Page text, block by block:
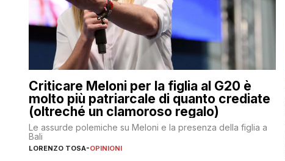
Criticare Meloni per la figlia al G20 è
molto più patriarcale di quanto crediate
(oltreché un clamoroso regalo)
Le assurde polemiche su Meloni e la presenza della figlia a
Bali
LORENZO TOSA-OPINIONI